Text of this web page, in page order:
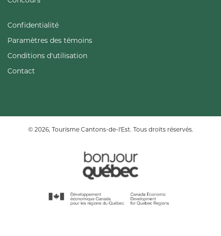
Confidentialité
Paramètres des témoins
Conditions d'utilisation
Contact
© 2026, Tourisme Cantons-de-l'Est. Tous droits réservés.